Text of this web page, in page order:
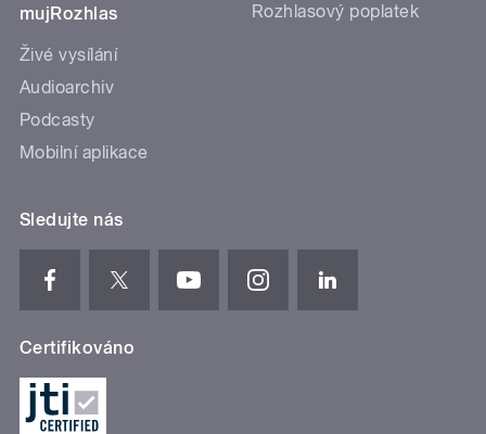
mujRozhlas
Živé vysílání
Audioarchiv
Podcasty
Mobilní aplikace
Rozhlasový poplatek
Sledujte nás
Certifikováno